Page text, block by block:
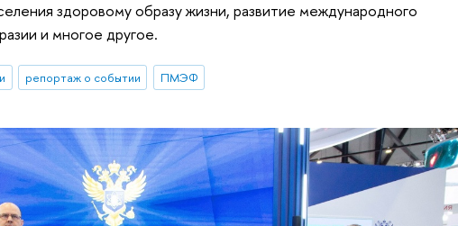
здоровому образу жизни, развитие международного
и многое другое.
репортаж о событии ПМЭФ